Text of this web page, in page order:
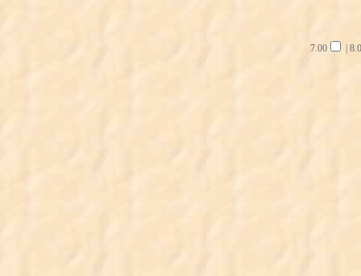
7.00